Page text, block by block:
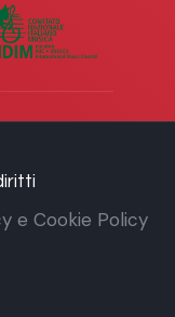
e Cookie Policy